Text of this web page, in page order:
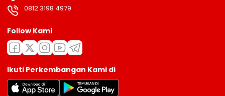
0812 3198 4979
Follow Kami
Ikuti Perkembangan Kami di